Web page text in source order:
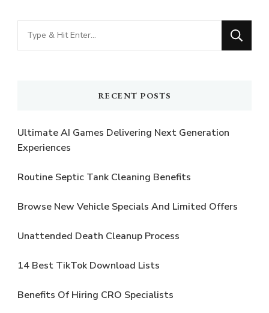
Looking
for
RECENT POSTS
Ultimate AI Games Delivering Next Generation
Experiences
Routine Septic Tank Cleaning Benefits
Browse New Vehicle Specials And Limited Offers
Unattended Death Cleanup Process
14 Best TikTok Download Lists
Benefits Of Hiring CRO Specialists